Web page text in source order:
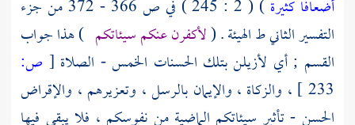
أضعافا كثيرة
) ( 2 : 245 ) في ص 366 - 372 من جزء
التفسير الثاني ط الهيئة . (لأكفرن عنكم سيئاتكم ) هذا جواب
القسم ; أي لأزيلن بتلك الحسنات الخمس - الصلاة [ ص:
233 ] ، والزكاة ، والإيمان بالرسل ، وتعزيرهم ، والإقراض
الحسن - تأثير سيئاتكم الماضية من نفوسكم ، فلا يبقى فيها